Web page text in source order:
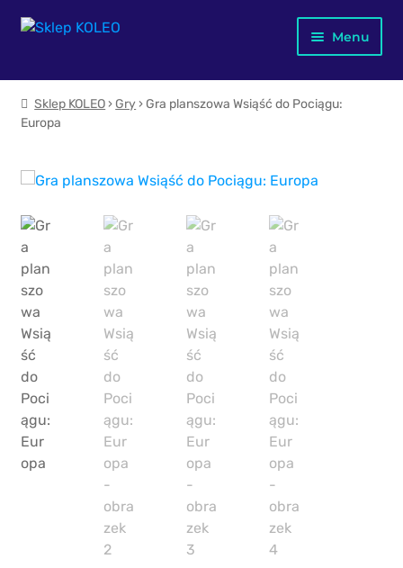
Przejdź
Przejdź
Menu
Jubileusz X-lecia
Merch KOLEO
Mapa kolejowa Polski
Dla dzieci
Plakaty
Kubki
Książki
PIKO / ROCO
Sklep KOLEO› Gry› Gra planszowa Wsiąść do Pociągu:
Europa